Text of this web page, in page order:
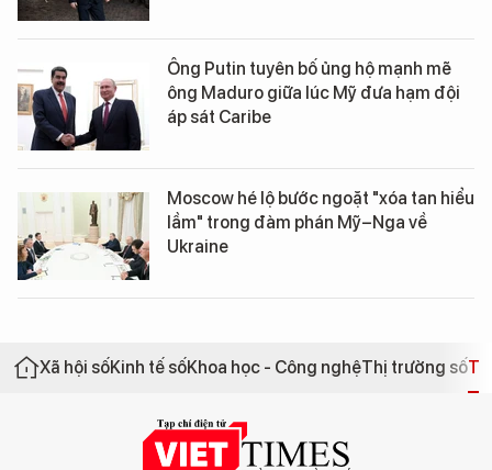
Ông Putin tuyên bố ủng hộ mạnh mẽ
ông Maduro giữa lúc Mỹ đưa hạm đội
áp sát Caribe
Moscow hé lộ bước ngoặt "xóa tan hiểu
lầm" trong đàm phán Mỹ–Nga về
Ukraine
Xã hội sốKinh tế sốKhoa học - Công nghệThị trường số